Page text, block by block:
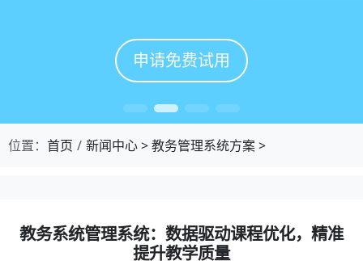
申请免费试用
申请免费试用
申请免费试用
申请免费试用
位置： 首页 新闻中心>教务管理系统方案>
教务系统管理系统：数据驱动课程优化，精准
提升教学质量